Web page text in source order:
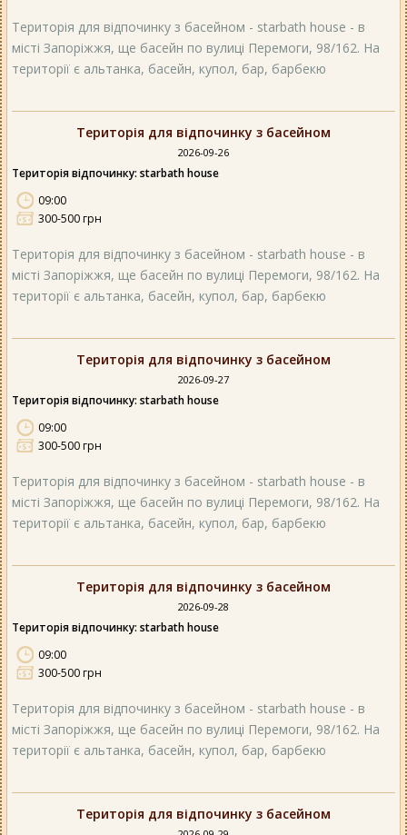
Територія для відпочинку з басейном - starbath house - в
місті Запоріжжя, ще басейн по вулиці Перемоги, 98/162. На
території є альтанка, басейн, купол, бар, барбекю
Територія для відпочинку з басейном
2026-09-26
Територія відпочинку: starbath house
09:00
300-500 грн
Територія для відпочинку з басейном - starbath house - в
місті Запоріжжя, ще басейн по вулиці Перемоги, 98/162. На
території є альтанка, басейн, купол, бар, барбекю
Територія для відпочинку з басейном
2026-09-27
Територія відпочинку: starbath house
09:00
300-500 грн
Територія для відпочинку з басейном - starbath house - в
місті Запоріжжя, ще басейн по вулиці Перемоги, 98/162. На
території є альтанка, басейн, купол, бар, барбекю
Територія для відпочинку з басейном
2026-09-28
Територія відпочинку: starbath house
09:00
300-500 грн
Територія для відпочинку з басейном - starbath house - в
місті Запоріжжя, ще басейн по вулиці Перемоги, 98/162. На
території є альтанка, басейн, купол, бар, барбекю
Територія для відпочинку з басейном